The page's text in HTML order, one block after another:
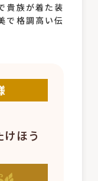
貴族が着た装
で格調高い伝
けほう